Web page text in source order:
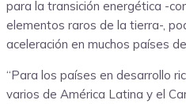
para la transición energética -
elementos raros de la tierra-,
aceleración en muchos países
“Para los países en desarrollo
varios de América Latina y el